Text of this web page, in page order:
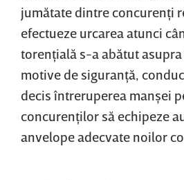
jumătate dintre concurenţi
efectueze urcarea atunci
torenţială s-a abătut
motive de siguranţă,
decis întreruperea manşei
concurenţilor să echipeze
anvelope adecvate noilor